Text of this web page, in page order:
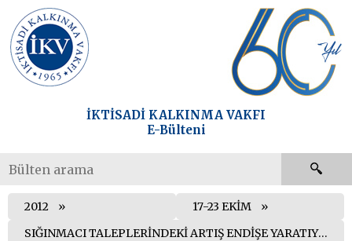
İKTİSADİ KALKINMA VAKFI
E-Bülteni
2012
17-23 EKİM
SIĞINMACI TALEPLERİNDEKİ ARTIŞ ENDİŞE YARATIYOR